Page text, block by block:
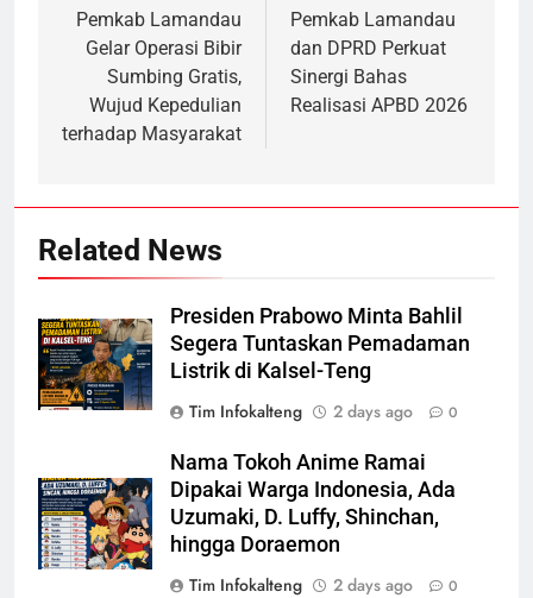
navigation
Pemkab Lamandau
Gelar Operasi Bibir
Sumbing Gratis,
Wujud Kepedulian
terhadap Masyarakat
Pemkab Lamandau
dan DPRD Perkuat
Sinergi Bahas
Realisasi APBD 2026
Related News
Presiden Prabowo Minta Bahlil
Segera Tuntaskan Pemadaman
Listrik di Kalsel-Teng
Tim Infokalteng
2 days ago 0
Nama Tokoh Anime Ramai
Dipakai Warga Indonesia, Ada
Uzumaki, D. Luffy, Shinchan,
hingga Doraemon
Tim Infokalteng
2 days ago 0